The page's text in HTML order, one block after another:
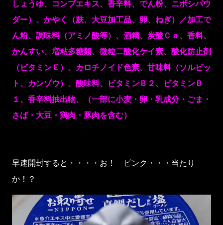
しょうゆ、コンブエキス、香辛料、でん粉、ニボシパウ
ダー）、かやく（麸、大豆加工品、卵、ねぎ）／加工で
ん粉、調味料（アミノ酸等）、酒精、炭酸Ｃａ、香料、
かんすい、増粘多糖類、微粒二酸化ケイ素、酸化防止剤
（ビタミンＥ）、カロチノイド色素、甘味料（ソルビッ
ト、カンゾウ）、酸味料、ビタミンＢ２、ビタミンＢ
１、香辛料抽出物、（一部に小麦・卵・乳成分・ごま・
さば・大豆・鶏肉・豚肉を含む）
早速開封すると・・・・お！ ピンク・・・当たり
か！？